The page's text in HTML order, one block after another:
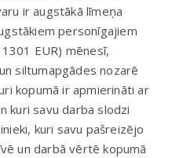
ir augstākā līmeņa
personīgajiem
EUR) mēnesī,
siltumapgādes nozarē
kopumā ir apmierināti ar
kuri savu darba slodzi
kuri savu pašreizējo
un darbā vērtē kopumā